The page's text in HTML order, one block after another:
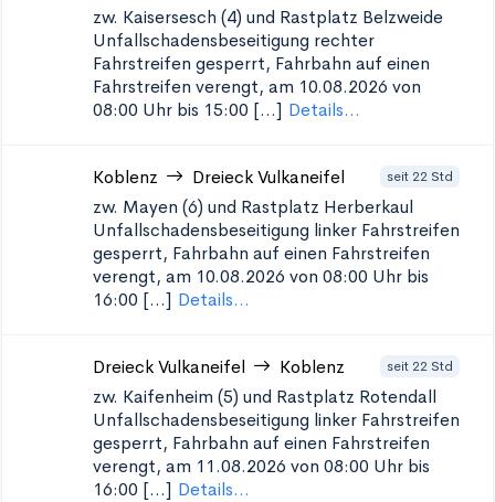
zw. Kaisersesch (4) und Rastplatz Belzweide
Unfallschadensbeseitigung rechter
Fahrstreifen gesperrt, Fahrbahn auf einen
Fahrstreifen verengt, am 10.08.2026 von
08:00 Uhr bis 15:00 [...] Details...
Koblenz Dreieck Vulkaneifel seit 22 Std
zw. Mayen (6) und Rastplatz Herberkaul
Unfallschadensbeseitigung linker Fahrstreifen
gesperrt, Fahrbahn auf einen Fahrstreifen
verengt, am 10.08.2026 von 08:00 Uhr bis
16:00 [...] Details...
Dreieck Vulkaneifel Koblenz seit 22 Std
zw. Kaifenheim (5) und Rastplatz Rotendall
Unfallschadensbeseitigung linker Fahrstreifen
gesperrt, Fahrbahn auf einen Fahrstreifen
verengt, am 11.08.2026 von 08:00 Uhr bis
16:00 [...] Details...